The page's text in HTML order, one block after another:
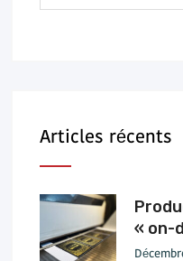
Articles récents
« on-